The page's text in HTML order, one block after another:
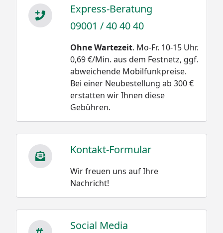
Express-Beratung
09001 / 40 40 40
Ohne Wartezeit. Mo-Fr. 10-15 Uhr.
0,69 €/Min. aus dem Festnetz, ggf.
abweichende Mobilfunkpreise.
Bei einer Neubestellung ab 300 €
erstatten wir Ihnen diese
Gebühren.
Kontakt-Formular
Wir freuen uns auf Ihre
Nachricht!
Social Media